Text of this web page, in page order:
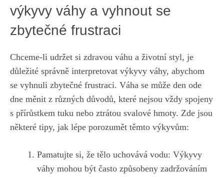
výkyvy váhy a vyhnout se
zbytečné frustraci
Chceme-li udržet si zdravou váhu ‌a životní styl, ‌je
důležité správně interpretovat výkyvy váhy, ‍abychom
se vyhnuli zbytečné frustraci. ​Váha se může den ode
dne měnit ⁤z ⁤různých důvodů, které nejsou vždy spojeny
s přírůstkem tuku nebo ztrátou svalové hmoty. Zde jsou
některé tipy, jak lépe⁢ porozumět těmto⁣ výkyvům:
Pamatujte si, že tělo uchovává vodu: ⁤Výkyvy
váhy mohou být často způsobeny‍ zadržováním